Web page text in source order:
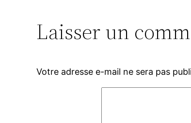
Laisser un
Votre adresse e-mail ne sera pas